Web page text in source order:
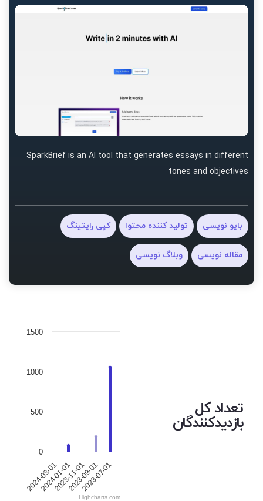
SparkBrief is an AI tool that generates essays in different
tones and objectives
بایو نویسی تولید کننده محتوا کپی رایتینگ
مقاله نویسی وبلاگ نویسی
تعداد کل
بازدیدکنندگان
2024-03-01
2024-01-01
2023-11-01
2023-09-01
2023-07-01
0
500
1000
1500
Highcharts.com